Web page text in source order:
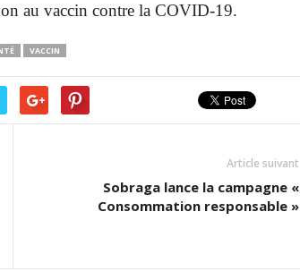
au vaccin contre la COVID-19.
VACCIN
Article suivant
Sobraga lance la campagne «
Consommation responsable »